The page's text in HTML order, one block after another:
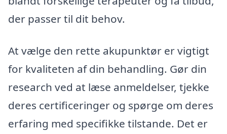
der passer til dit behov.
At vælge den rette akupunktør er vigtigt
for kvaliteten af din behandling. Gør din
research ved at læse anmeldelser, tjekke
deres certificeringer og spørge om deres
erfaring med specifikke tilstande. Det er